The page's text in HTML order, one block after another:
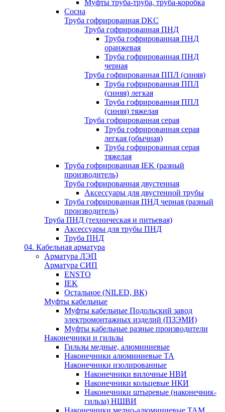
Муфты труба-труба, труба-коробка
Сосна
Труба гофрированная DKC
Труба гофрированная ПНД
Труба гофрированная ПНД
оранжевая
Труба гофрированная ПНД
черная
Труба гофрированная ППЛ (синяя)
Труба гофрированная ППЛ
(синяя) легкая
Труба гофрированная ППЛ
(синяя) тяжелая
Труба гофрированная серая
Труба гофрированная серая
легкая (обычная)
Труба гофрированная серая
тяжелая
Труба гофрированная IEK (разный
производитель)
Труба гофрированная двустенная
Аксессуары для двустенной трубы
Труба гофрированная ПНД черная (разный
производитель)
Труба ПНД (техническая и питьевая)
Аксессуары для трубы ПНД
Труба ПНД
04. Кабельная арматура
Арматура ЛЭП
Арматура СИП
ENSTO
IEK
Остальное (NILED, ВК)
Муфты кабельные
Муфты кабельные Подольский завод
электромонтажных изделий (ПЗЭМИ)
Муфты кабельные разные производители
Наконечники и гильзы
Гильзы медные, алюминиевые
Наконечники алюминиевые ТА
Наконечники изолированные
Наконечники вилочные НВИ
Наконечники кольцевые НКИ
Наконечники штыревые (наконечник-
гильза) НШВИ
Наконечники медно-алюминиевые ТАМ